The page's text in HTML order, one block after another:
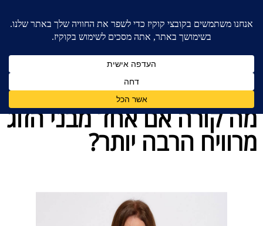
מה קורה אם אחד מבני הזוג מרוויח הרבה
מה קורה אם אחד מבני הזוג
מרוויח הרבה יותר?